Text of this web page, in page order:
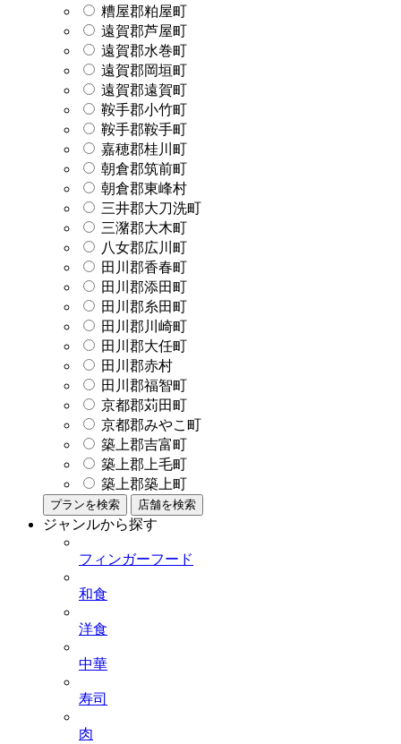
糟屋郡粕屋町
遠賀郡芦屋町
遠賀郡水巻町
遠賀郡岡垣町
遠賀郡遠賀町
鞍手郡小竹町
鞍手郡鞍手町
嘉穂郡桂川町
朝倉郡筑前町
朝倉郡東峰村
三井郡大刀洗町
三潴郡大木町
八女郡広川町
田川郡香春町
田川郡添田町
田川郡糸田町
田川郡川崎町
田川郡大任町
田川郡赤村
田川郡福智町
京都郡苅田町
京都郡みやこ町
築上郡吉富町
築上郡上毛町
築上郡築上町
プランを検索 店舗を検索
ジャンルから探す
フィンガーフード
和食
洋食
中華
寿司
肉